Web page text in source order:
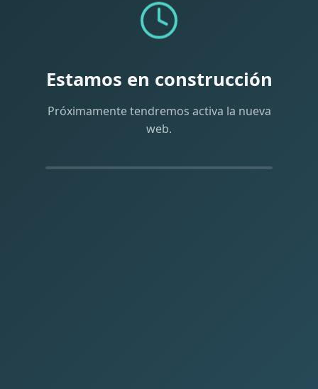
Estamos en construcción
Próximamente tendremos activa la nueva
web.